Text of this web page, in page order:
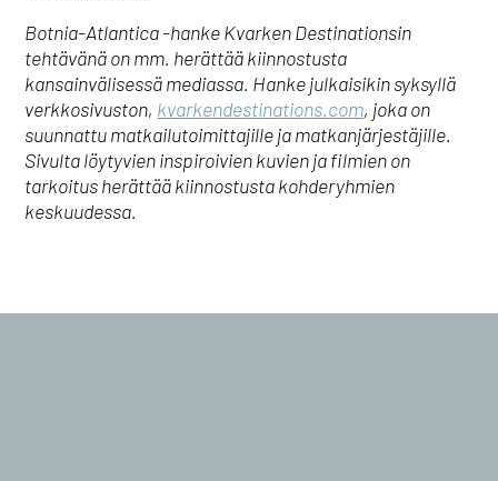
Botnia-Atlantica -hanke Kvarken Destinationsin
tehtävänä on mm. herättää kiinnostusta
kansainvälisessä mediassa. Hanke julkaisikin syksyllä
verkkosivuston, kvarkendestinations.com, joka on
suunnattu matkailutoimittajille ja matkanjärjestäjille.
Sivulta löytyvien inspiroivien kuvien ja filmien on
tarkoitus herättää kiinnostusta kohderyhmien
keskuudessa.